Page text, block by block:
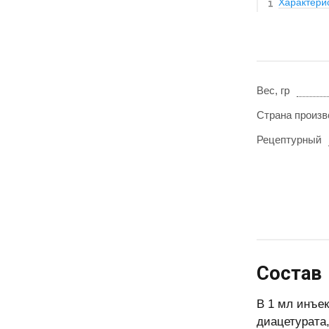
Вес, гр
Страна
Рецептурный
Состав
В 1 мл